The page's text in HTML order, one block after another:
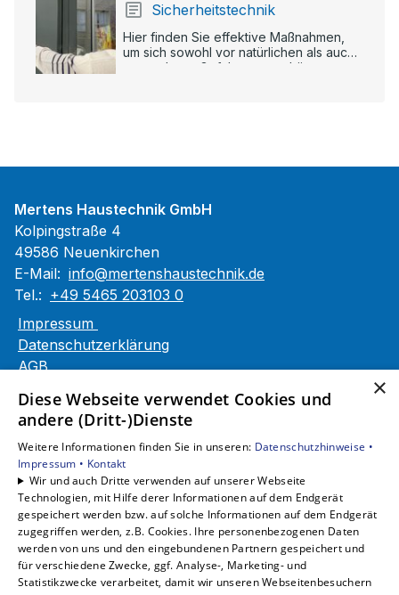
Sicherheitstechnik
Hier finden Sie effektive Maßnahmen,
um sich sowohl vor natürlichen als auch
vor anderen Gefahren zu schützen.
Mertens Haustechnik GmbH
Kolpingstraße 4
49586 Neuenkirchen
E-Mail: info@mertenshaustechnik.de
Tel.: +49 5465 203103 0
Impressum
Datenschutzerklärung
AGB
Unsere Bereiche
Privatkunden
Gewerbekunden
Karriere
Unternehmen
Kontakt
×
Diese Webseite verwendet Cookies und
andere (Dritt-)Dienste
Weitere Informationen finden Sie in unseren: Datenschutzhinweise •
Impressum • Kontakt
Wir und auch Dritte verwenden auf unserer Webseite
Technologien, mit Hilfe derer Informationen auf dem Endgerät
gespeichert werden bzw. auf solche Informationen auf dem Endgerät
zugegriffen werden, z.B. Cookies. Ihre personenbezogenen Daten
werden von uns und den eingebundenen Partnern gespeichert und
für verschiedene Zwecke, ggf. Analyse-, Marketing- und
Statistikzwecke verarbeitet, damit wir unseren Webseitenbesuchern